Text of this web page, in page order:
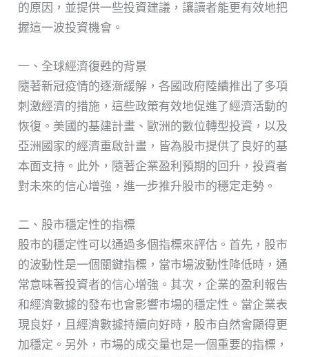
的原因，並提供一些投資建議，讓讀者能更有效地把
握這一波投資機會。
一、全球經濟復甦的背景
隨著新冠疫情的逐漸緩解，各國政府陸續推出了多項
刺激經濟的措施，這些政策有效地促進了經濟活動的
恢復。美國的基建計畫、歐洲的數位轉型投資，以及
亞洲國家的經濟重啟計畫，皆為股市提供了良好的基
本面支持。此外，隨著企業盈利預期的回升，投資者
對未來的信心增強，進一步推升股市的穩定走勢。
二、股市穩定性的指標
股市的穩定性可以通過多個指標來評估。首先，股市
的波動性是一個關鍵指標，當市場波動性降低時，通
常意味著投資者的信心增強。其次，企業的盈利報告
和經濟數據的發布也會影響市場的穩定性。當企業表
現良好，且經濟數據持續向好時，股市自然會顯得更
加穩定。另外，市場的成交量也是一個重要的指標，